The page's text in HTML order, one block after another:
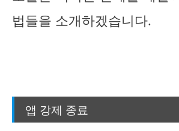
법들을 소개하겠습니다.
앱 강제 종료